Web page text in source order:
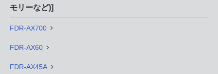
モリーなど)]
FDR-AX700
FDR-AX60
FDR-AX45A